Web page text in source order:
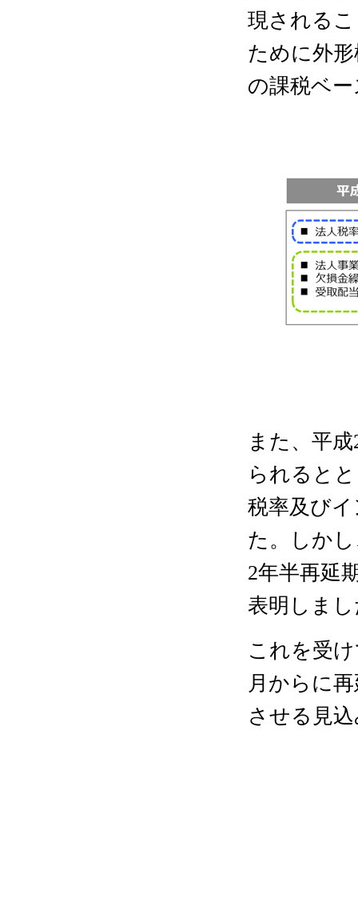
現される
ために外
の課税ベ
また、平
られると
税率及び
た。しか
2年半再延
表明しま
これを受
月からに
させる見